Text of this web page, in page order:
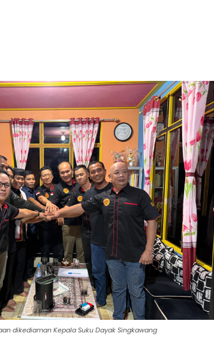
dikediaman Kepala Suku Dayak Singkawang